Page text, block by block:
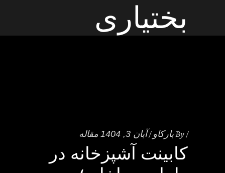
بختیاری
Byبارکاو آبان 3, 1404 مقاله
کابینت آشپزخانه در